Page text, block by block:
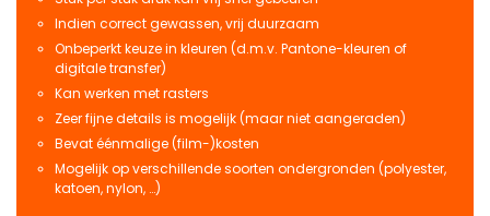
Indien correct gewassen, vrij duurzaam
Onbeperkt keuze in kleuren (d.m.v. Pantone-kleuren of
digitale transfer)
Kan werken met rasters
Zeer fijne details is mogelijk (maar niet aangeraden)
Bevat éénmalige (film-)kosten
Mogelijk op verschillende soorten ondergronden (polyester,
katoen, nylon, …)